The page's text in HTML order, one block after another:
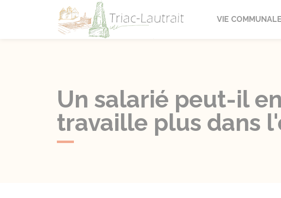
Triac-Lautrait
VIE
Un salarié peut-il
travaille plus dans